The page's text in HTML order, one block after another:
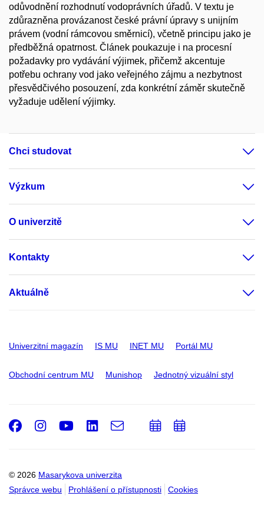
odůvodnění rozhodnutí vodoprávních úřadů. V textu je
zdůrazněna provázanost české právní úpravy s unijním
právem (vodní rámcovou směrnicí), včetně principu jako je
předběžná opatrnost. Článek poukazuje i na procesní
požadavky pro vydávání výjimek, přičemž akcentuje
potřebu ochrany vod jako veřejného zájmu a nezbytnost
přesvědčivého posouzení, zda konkrétní záměr skutečně
vyžaduje udělení výjimky.
Chci studovat
Výzkum
O univerzitě
Kontakty
Aktuálně
Univerzitní magazín IS MU INET MU Portál MU
Obchodní centrum MU Munishop Jednotný vizuální styl
© 2026 Masarykova univerzita
Správce webu
Prohlášení o přístupnosti Cookies
Facebook
Instagram
Youtube
LinkedIn
e-
PřidatPřidat